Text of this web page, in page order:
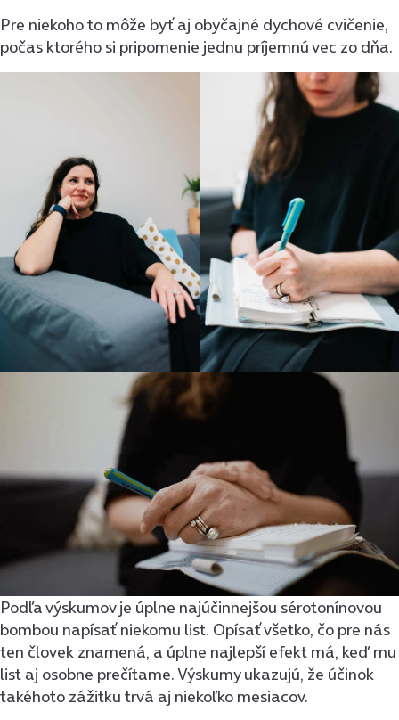
Pre niekoho to môže byť aj obyčajné dychové cvičenie,
počas ktorého si pripomenie jednu príjemnú vec zo dňa.
Podľa výskumov je úplne najúčinnejšou sérotonínovou
bombou napísať niekomu list. Opísať všetko, čo pre nás
ten človek znamená, a úplne najlepší efekt má, keď mu
list aj osobne prečítame. Výskumy ukazujú, že účinok
takéhoto zážitku trvá aj niekoľko mesiacov.